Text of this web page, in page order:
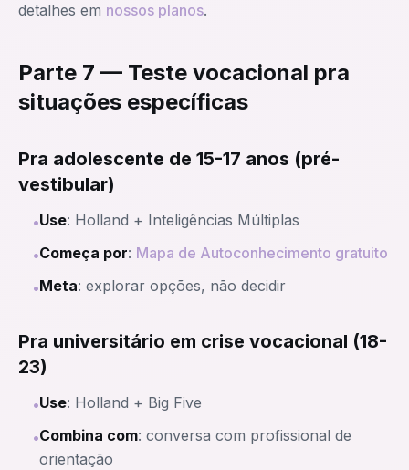
detalhes em nossos planos.
Parte 7 — Teste vocacional pra
situações específicas
Pra adolescente de 15-17 anos (pré-
vestibular)
•Use: Holland + Inteligências Múltiplas
•Começa por: Mapa de Autoconhecimento gratuito
•Meta: explorar opções, não decidir
Pra universitário em crise vocacional (18-
23)
•Use: Holland + Big Five
•Combina com: conversa com profissional de
orientação